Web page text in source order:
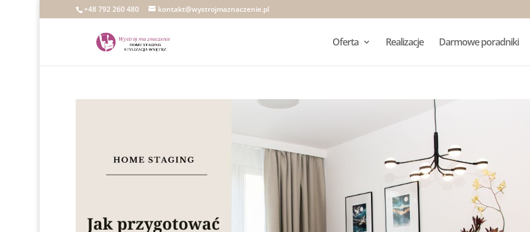
+48 792 260 480 kontakt@wystrojmaznaczenie.pl
Oferta Realizacje Darmowe poradniki